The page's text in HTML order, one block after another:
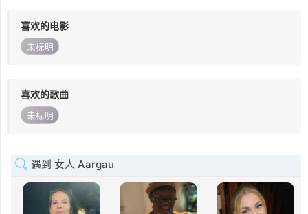
喜欢的电影
未标明
喜欢的歌曲
未标明
遇到 女人 Aargau